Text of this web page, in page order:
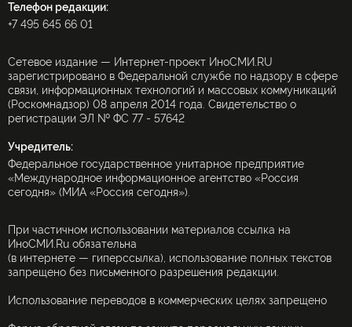
Телефон редакции:
+7 495 645 66 01
Сетевое издание — Интернет-проект ИноСМИ.RU
зарегистрировано в Федеральной службе по надзору в сфере
связи, информационных технологий и массовых коммуникаций
(Роскомнадзор) 08 апреля 2014 года. Свидетельство о
регистрации ЭЛ № ФС 77 - 57642
Учредитель:
Федеральное государственное унитарное предприятие
«Международное информационное агентство «Россия
сегодня» (МИА «Россия сегодня»).
При частичном использовании материалов ссылка на
ИноСМИ.Ru обязательна
(в интернете — гиперссылка), использование полных текстов
запрещено без письменного разрешения редакции.
Использование переводов в коммерческих целях запрещено